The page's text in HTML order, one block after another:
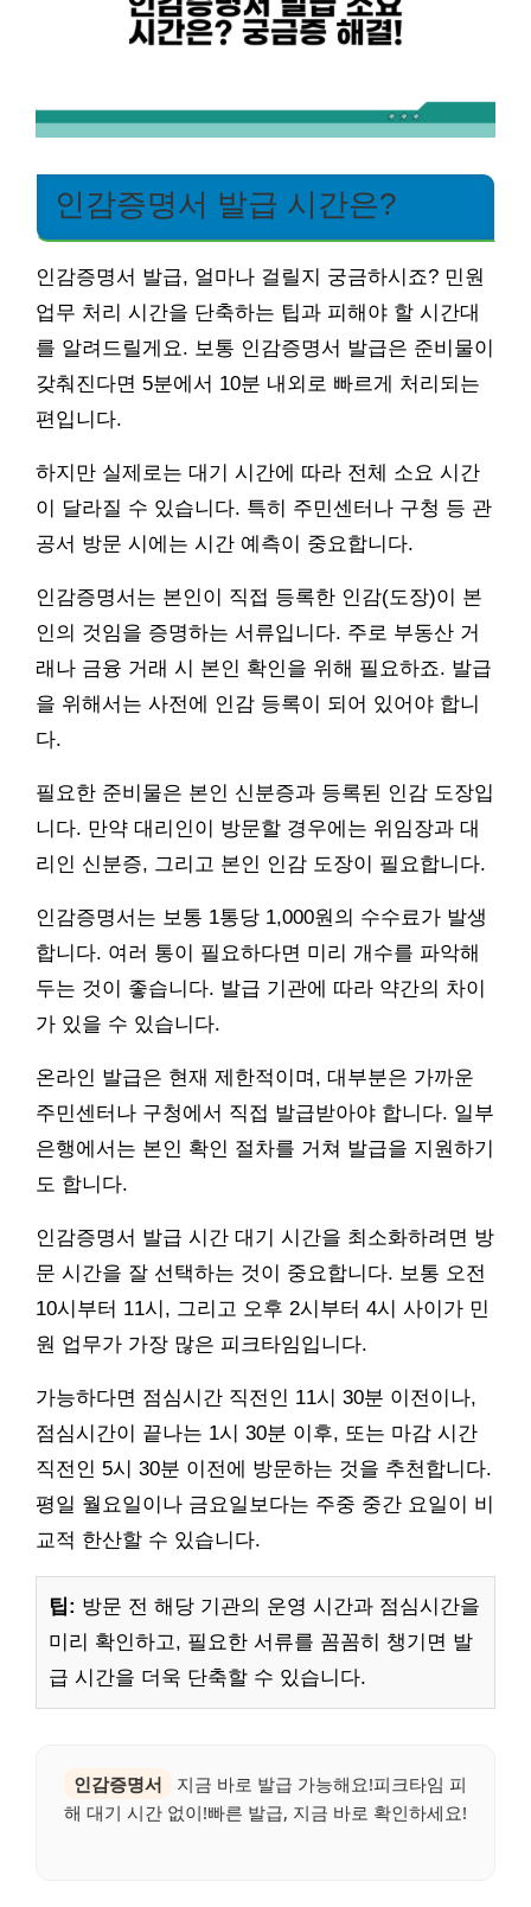
인감증명서 발급 시간은?
인감증명서 발급, 얼마나 걸릴지 궁금하시죠? 민원
업무 처리 시간을 단축하는 팁과 피해야 할 시간대
를 알려드릴게요. 보통 인감증명서 발급은 준비물이
갖춰진다면 5분에서 10분 내외로 빠르게 처리되는
편입니다.
하지만 실제로는 대기 시간에 따라 전체 소요 시간
이 달라질 수 있습니다. 특히 주민센터나 구청 등 관
공서 방문 시에는 시간 예측이 중요합니다.
인감증명서는 본인이 직접 등록한 인감(도장)이 본
인의 것임을 증명하는 서류입니다. 주로 부동산 거
래나 금융 거래 시 본인 확인을 위해 필요하죠. 발급
을 위해서는 사전에 인감 등록이 되어 있어야 합니
다.
필요한 준비물은 본인 신분증과 등록된 인감 도장입
니다. 만약 대리인이 방문할 경우에는 위임장과 대
리인 신분증, 그리고 본인 인감 도장이 필요합니다.
인감증명서는 보통 1통당 1,000원의 수수료가 발생
합니다. 여러 통이 필요하다면 미리 개수를 파악해
두는 것이 좋습니다. 발급 기관에 따라 약간의 차이
가 있을 수 있습니다.
온라인 발급은 현재 제한적이며, 대부분은 가까운
주민센터나 구청에서 직접 발급받아야 합니다. 일부
은행에서는 본인 확인 절차를 거쳐 발급을 지원하기
도 합니다.
인감증명서 발급 시간 대기 시간을 최소화하려면 방
문 시간을 잘 선택하는 것이 중요합니다. 보통 오전
10시부터 11시, 그리고 오후 2시부터 4시 사이가 민
원 업무가 가장 많은 피크타임입니다.
가능하다면 점심시간 직전인 11시 30분 이전이나,
점심시간이 끝나는 1시 30분 이후, 또는 마감 시간
직전인 5시 30분 이전에 방문하는 것을 추천합니다.
평일 월요일이나 금요일보다는 주중 중간 요일이 비
교적 한산할 수 있습니다.
팁: 방문 전 해당 기관의 운영 시간과 점심시간을
미리 확인하고, 필요한 서류를 꼼꼼히 챙기면 발
급 시간을 더욱 단축할 수 있습니다.
인감증명서
지금 바로 발급 가능해요!피크타임 피
해 대기 시간 없이!빠른 발급, 지금 바로 확인하세요!